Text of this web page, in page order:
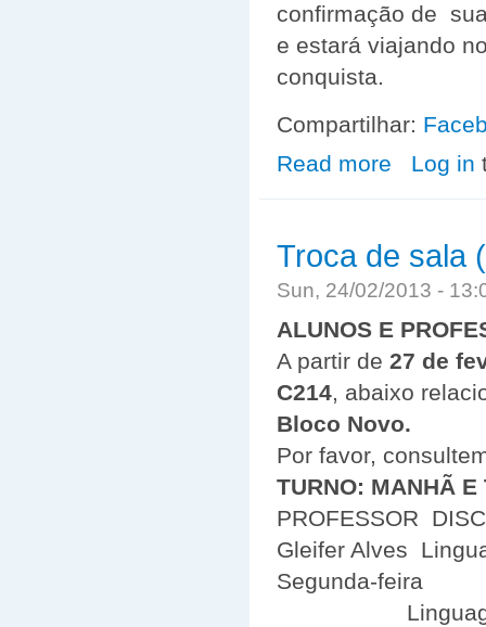
confirmação de
e estará viajando
conquista.
Compartilhar:
Read more about
Log in
Troca de sala
Sun, 24/02/2013 -
ALUNOS E
A partir de 27 de
C214, abaixo
Bloco Novo.
Por favor,
TURNO: MANHÃ E
PROFESSOR
Gleifer Alves
Segunda-feira
Linguagem